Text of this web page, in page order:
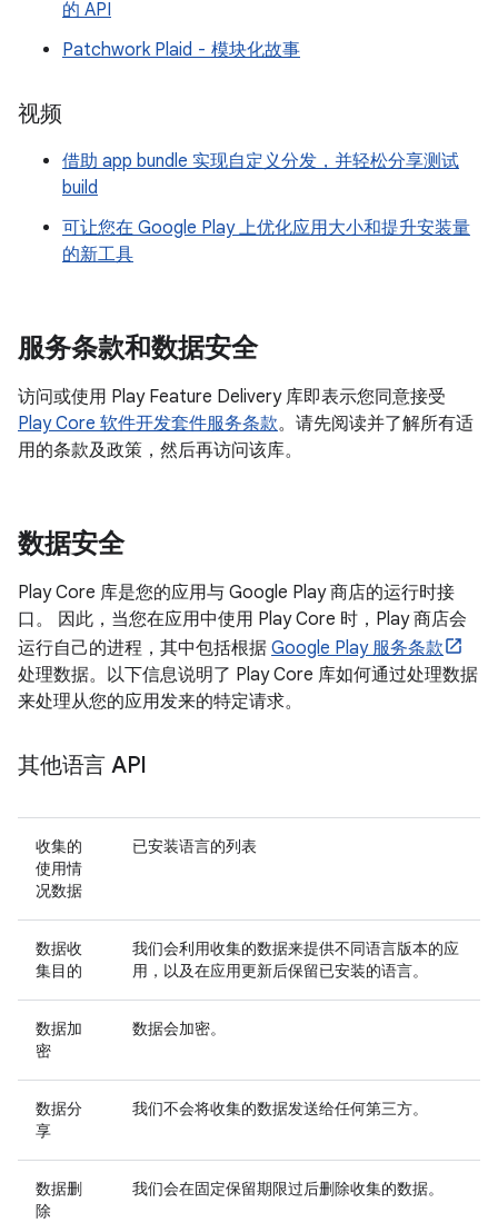
的 API
Patchwork Plaid - 模块化故事
视频
借助 app bundle 实现自定义分发，并轻松分享测试
build
可让您在 Google Play 上优化应用大小和提升安装量
的新工具
服务条款和数据安全
访问或使用 Play Feature Delivery 库即表示您同意接受
Play Core 软件开发套件服务条款。请先阅读并了解所有适
用的条款及政策，然后再访问该库。
数据安全
Play Core 库是您的应用与 Google Play 商店的运行时接
口。 因此，当您在应用中使用 Play Core 时，Play 商店会
运行自己的进程，其中包括根据 Google Play 服务条款
处理数据。以下信息说明了 Play Core 库如何通过处理数据
来处理从您的应用发来的特定请求。
其他语言 API
收集的
使用情
况数据
已安装语言的列表
数据收
集目的
我们会利用收集的数据来提供不同语言版本的应
用，以及在应用更新后保留已安装的语言。
数据加
密
数据会加密。
数据分
享
我们不会将收集的数据发送给任何第三方。
数据删
除
我们会在固定保留期限过后删除收集的数据。